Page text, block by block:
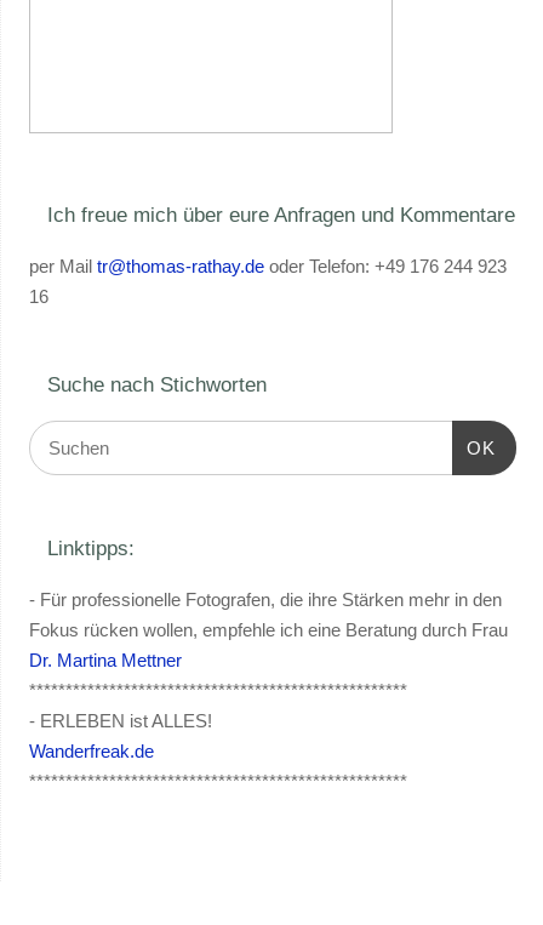
Ich freue mich über eure Anfragen und Kommentare
per Mail tr@thomas-rathay.deoder Telefon: +49 176 244 923
16
Suche nach Stichworten
OK
Linktipps:
- Für professionelle Fotografen, die ihre Stärken mehr in den
Fokus rücken wollen, empfehle ich eine Beratung durch Frau
Dr. Martina Mettner
****************************************************
- ERLEBEN ist ALLES!
Wanderfreak.de
****************************************************